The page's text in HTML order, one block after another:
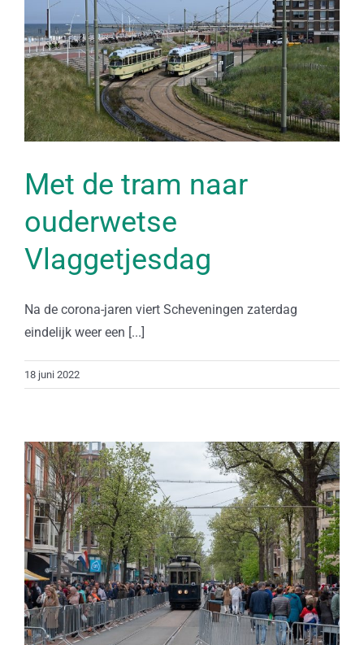
Met de tram naar
ouderwetse
Vlaggetjesdag
Na de corona-jaren viert Scheveningen zaterdag
eindelijk weer een [...]
18 juni 2022